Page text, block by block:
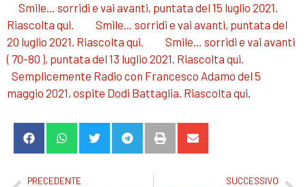
Smile… sorridi e vai avanti, puntata del 15 luglio 2021.
Riascolta qui.
Smile… sorridi e vai avanti, puntata del
20 luglio 2021. Riascolta qui.
Smile… sorridi e vai avanti
( 70-80 ), puntata del 13 luglio 2021. Riascolta qui.
Semplicemente Radio con Francesco Adamo del 5
maggio 2021, ospite Dodi Battaglia. Riascolta qui.
PRECEDENTE SUCCESSIVO